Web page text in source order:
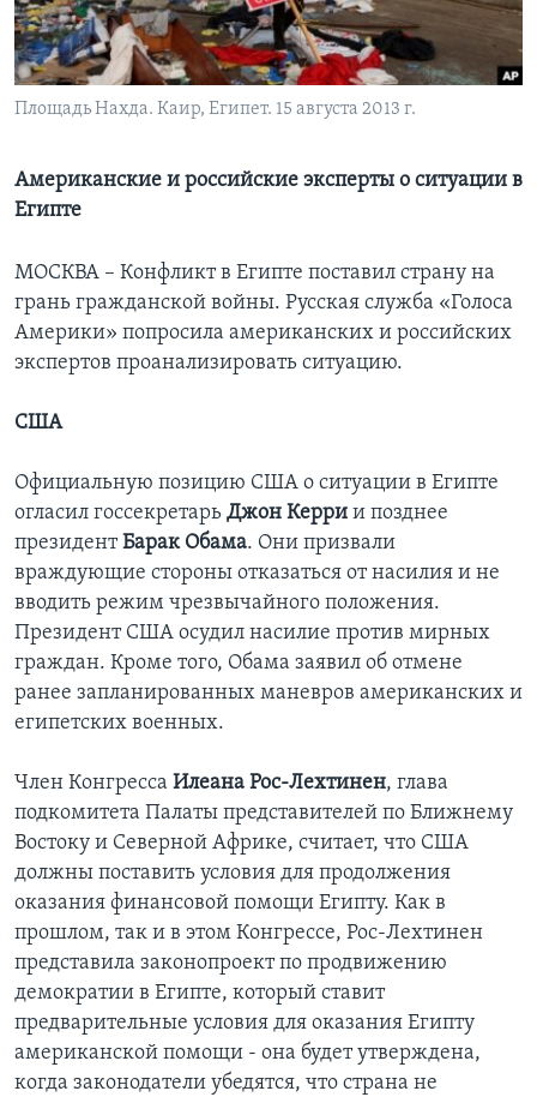
Learning English
СОЦИАЛЬНЫЕ СЕТИ
Языки
Площадь Нахда. Каир, Египет. 15 августа 2013 г.
Американские и российские эксперты о ситуации в
Египте
МОСКВА – Конфликт в Египте поставил страну на
грань гражданской войны. Русская служба «Голоса
Америки» попросила американских и российских
экспертов проанализировать ситуацию.
США
Официальную позицию США о ситуации в Египте
огласил госсекретарь Джон Керри и позднее
президентБарак Обама. Они призвали
враждующие стороны отказаться от насилия и не
вводить режим чрезвычайного положения.
Президент США осудил насилие против мирных
граждан. Кроме того, Обама заявил об отмене
ранее запланированных маневров американских и
египетских военных.
Член Конгресса Илеана Рос-Лехтинен, глава
подкомитета Палаты представителей по Ближнему
Востоку и Северной Африке, считает, что США
должны поставить условия для продолжения
оказания финансовой помощи Египту. Как в
прошлом, так и в этом Конгрессе, Рос-Лехтинен
представила законопроект по продвижению
демократии в Египте, который ставит
предварительные условия для оказания Египту
американской помощи - она будет утверждена,
когда законодатели убедятся, что страна не